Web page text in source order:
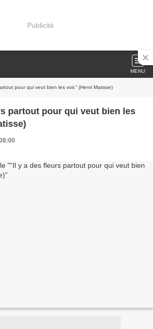
Publicité
MENU
pour qui veut bien les voir.” (Henri Matisse)
partout pour qui veut bien les